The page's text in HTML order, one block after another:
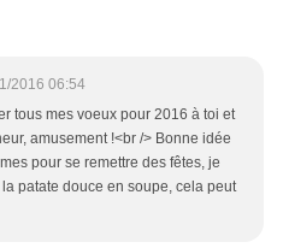
2016 06:54
tous mes voeux pour 2016 à toi et
amusement !<br /> Bonne idée
pour se remettre des fêtes, je
patate douce en soupe, cela peut